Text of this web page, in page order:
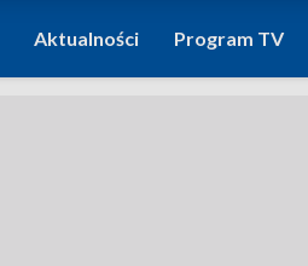
Aktualności Program TV